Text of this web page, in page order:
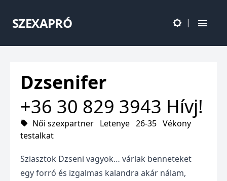
SZEXAPRÓ |
Dzsenifer
+36 30 829 3943 Hívj!
Női szexpartner Letenye 26-35 Vékony
testalkat
Sziasztok Dzseni vagyok… várlak benneteket
egy forró és izgalmas kalandra akár nálam,